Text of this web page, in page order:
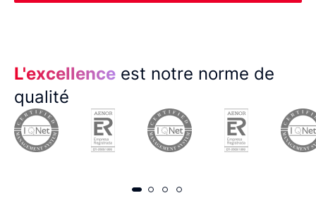
L'excellence est notre norme de
qualité